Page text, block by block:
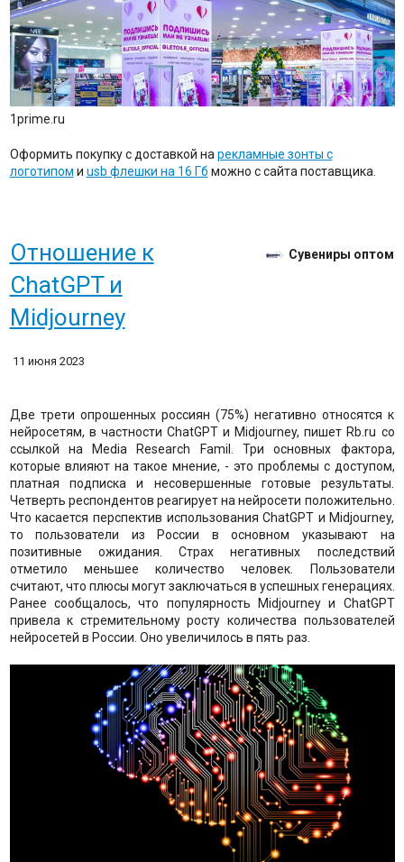
1prime.ru
Оформить покупку с доставкой на рекламные зонты с
логотипом и usb флешки на 16 Гб можно с сайта поставщика.
Отношение к
ChatGPT и
Midjourney
Сувениры оптом
11 июня 2023
Две трети опрошенных россиян (75%) негативно относятся к
нейросетям, в частности ChatGPT и Midjourney, пишет Rb.ru со
ссылкой на Media Research Famil. Три основных фактора,
которые влияют на такое мнение, - это проблемы с доступом,
платная подписка и несовершенные готовые результаты.
Четверть респондентов реагирует на нейросети положительно.
Что касается перспектив использования ChatGPT и Midjourney,
то пользователи из России в основном указывают на
позитивные ожидания. Страх негативных последствий
отметило меньшее количество человек. Пользователи
считают, что плюсы могут заключаться в успешных генерациях.
Ранее сообщалось, что популярность Midjourney и ChatGPT
привела к стремительному росту количества пользователей
нейросетей в России. Оно увеличилось в пять раз.